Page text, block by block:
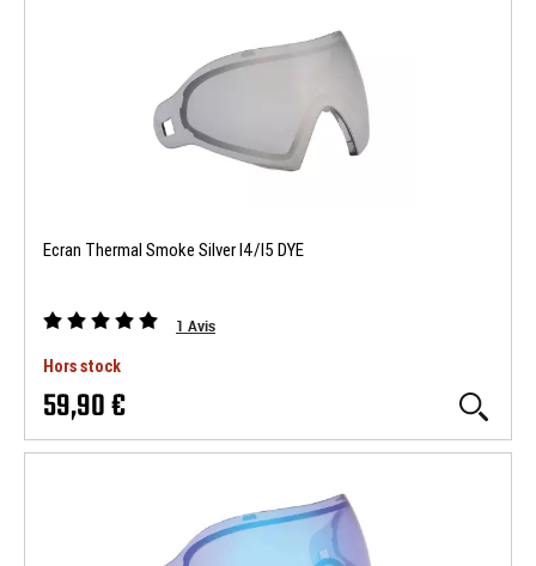
Ecran Thermal Smoke Silver I4/I5 DYE
1 Avis
Hors stock
59,90 €